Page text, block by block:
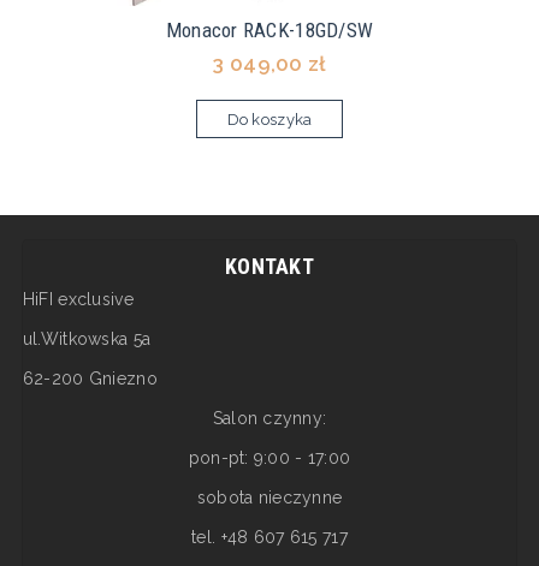
Monacor RACK-18GD/SW
3 049,00 zł
Do koszyka
KONTAKT
HiFI exclusive
ul.Witkowska 5a
62-200 Gniezno
Salon czynny:
pon-pt: 9:00 - 17:00
sobota nieczynne
tel. +48 607 615 717